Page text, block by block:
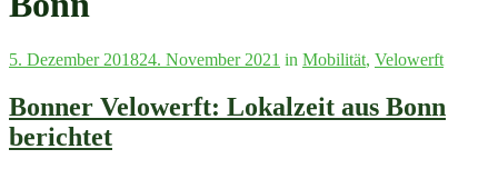
Veröffentlicht
5. Dezember 201824. November 2021 in Mobilität, Velowerft
Bonner Velowerft: Lokalzeit aus Bonn
berichtet